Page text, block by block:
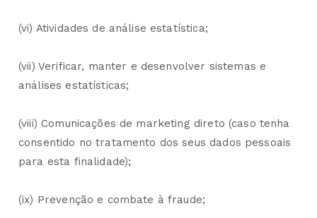
(vi) Atividades de análise estatística;
(vii) Verificar, manter e desenvolver sistemas e
análises estatísticas;
(viii) Comunicações de marketing direto (caso tenha
consentido no tratamento dos seus dados pessoais
para esta finalidade);
(ix) Prevenção e combate à fraude;